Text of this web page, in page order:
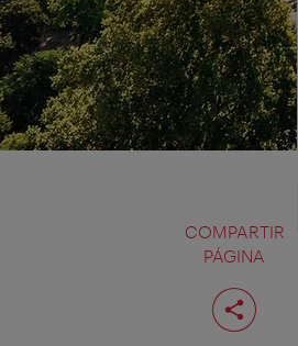
COMPARTIR
PÁGINA
Compartir
página